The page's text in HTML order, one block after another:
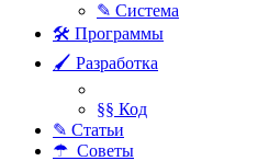
✎ Система
🛠 Программы
🖌 Разработка
§§ Код
✎ Статьи
☂ Советы